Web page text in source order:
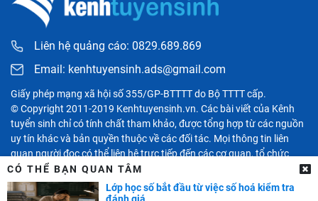
DANH SÁCH TRƯỜNG
Danh sách các trường quốc tế tại TPHCM
CẨM NANG NGHỀ NGHIỆP
Chọn ngành - Chọn nghề
Phát triển bản thân
CÓ THỂ BẠN QUAN TÂM
Lớp học số bắt đầu từ việc số hoá kiểm tra